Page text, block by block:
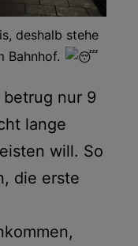
deshalb stehe
Bahnhof.
betrug nur 9
lange
will. So
die erste